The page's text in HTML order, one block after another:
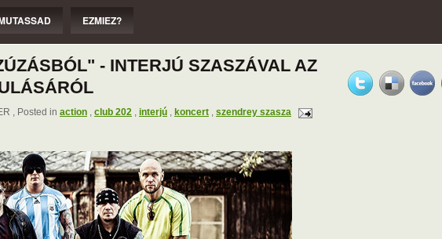
EZMIEZ?
- INTERJÚ SZASZÁVAL AZ
, Posted in action , club 202 , interjú , koncert , szendrey szasza